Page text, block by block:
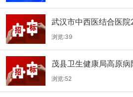
武汉市中西医结合医
目三十三公开招标公告
浏览:39
茂县卫生健康局高原病
手术、急救及生命支
标公告
浏览:52